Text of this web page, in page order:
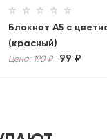
Блокнот А5 с
(красный)
Цена: 190 ₽ 99 ₽